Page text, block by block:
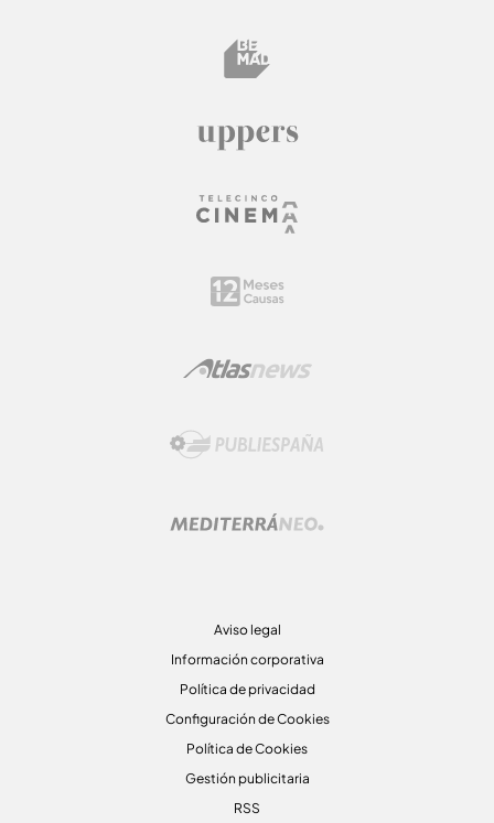
Aviso legal
Información corporativa
Política de privacidad
Configuración de Cookies
Política de Cookies
Gestión publicitaria
RSS